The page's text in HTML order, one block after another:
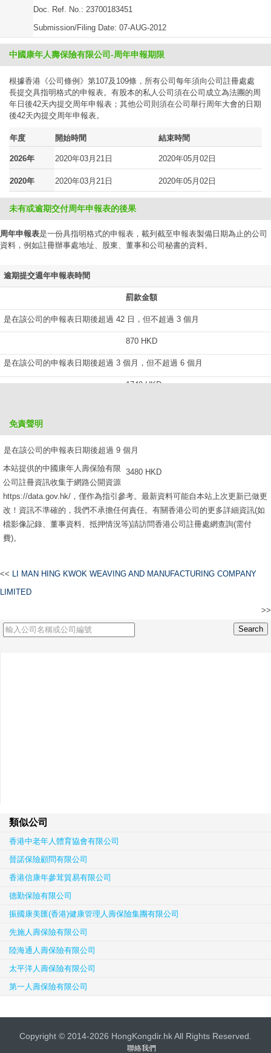
Doc. Ref. No.: 23700183451
Submission/Filing Date: 07-AUG-2012
中國康年人壽保險有限公司-周年申報期限
根據香港《公司條例》第107及109條，所有公司每年須向公司註冊處處
長提交具指明格式的申報表。有股本的私人公司須在公司成立為法團的周
年日後42天內提交周年申報表；其他公司則須在公司舉行周年大會的日期
後42天內提交周年申報表。
年度 開始時間 結束時間
2026年 2020年03月21日 2020年05月02日
2020年 2020年03月21日 2020年05月02日
未有或逾期交付周年申報表的後果
周年申報表是一份具指明格式的申報表，載列截至申報表製備日期為止的公司
資料，例如註冊辦事處地址、股東、董事和公司秘書的資料。
逾期提交週年申報表時間
罰款金額
是在該公司的申報表日期後超過 42 日，但不超過 3 個月
870 HKD
是在該公司的申報表日期後超過 3 個月，但不超過 6 個月
1740 HKD
是在該公司的申報表日期後超過 9 個月
3480 HKD
免責聲明
本站提供的中國康年人壽保險有限
公司註冊資訊收集于網路公開資源
https://data.gov.hk/，僅作為指引參考。最新資料可能自本站上次更新已做更
改！資訊不準確的，我們不承擔任何責任。有關香港公司的更多詳細資訊(如
檔影像記錄、董事資料、抵押情況等)請訪問香港公司註冊處網查詢(需付
費)。
<< LI MAN HING KWOK WEAVING AND MANUFACTURING COMPANY
LIMITED
>>
類似公司
香港中老年人體育協會有限公司
晉諾保險顧問有限公司
香港信康年參茸貿易有限公司
德勤保險有限公司
振國康美匯(香港)健康管理人壽保險集團有限公司
先施人壽保險有限公司
陸海通人壽保險有限公司
太平洋人壽保險有限公司
第一人壽保險有限公司
Copyright © 2014-2026 HongKongdir.hk All Rights Reserved.
聯絡我們